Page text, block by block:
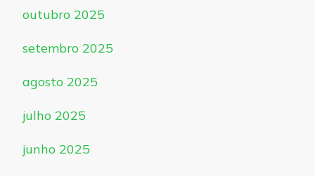
outubro 2025
setembro 2025
agosto 2025
julho 2025
junho 2025